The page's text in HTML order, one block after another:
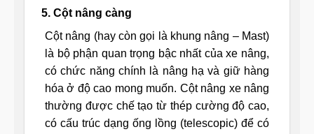
5. Cột nâng càng
Cột nâng (hay còn gọi là khung nâng – Mast)
là bộ phận quan trọng bậc nhất của xe nâng,
có chức năng chính là nâng hạ và giữ hàng
hóa ở độ cao mong muốn. Cột nâng xe nâng
thường được chế tạo từ thép cường độ cao,
có cấu trúc dạng ống lồng (telescopic) để có